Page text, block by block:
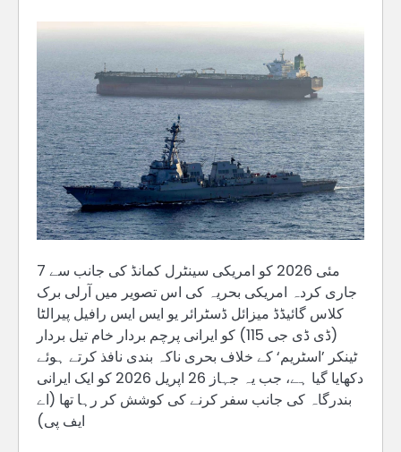
7 مئی 2026 کو امریکی سینٹرل کمانڈ کی جانب سے
جاری کردہ امریکی بحریہ کی اس تصویر میں آرلی برک
کلاس گائیڈڈ میزائل ڈسٹرائر یو ایس ایس رافیل پیرالٹا
(ڈی ڈی جی 115) کو ایرانی پرچم بردار خام تیل بردار
ٹینکر ’اسٹریم‘ کے خلاف بحری ناکہ بندی نافذ کرتے ہوئے
دکھایا گیا ہے، جب یہ جہاز 26 اپریل 2026 کو ایک ایرانی
بندرگاہ کی جانب سفر کرنے کی کوشش کر رہا تھا (اے
ایف پی)